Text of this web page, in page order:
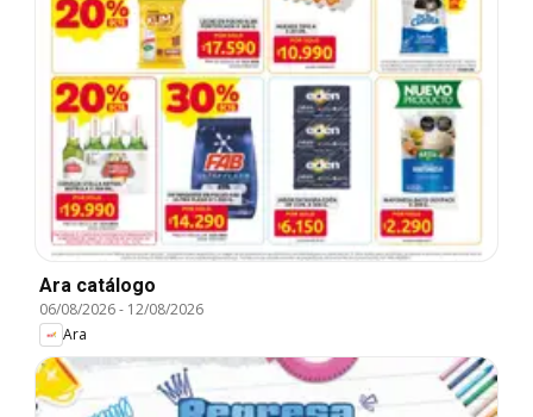
Ara catálogo
06/08/2026- 12/08/2026
Ara